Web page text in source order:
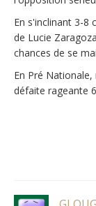
En s'inclinant 3-8
de Lucie
chances de se
En Pré
défaite rageante